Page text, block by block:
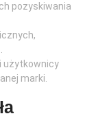
pozyskiwania
użytkownicy
marki.